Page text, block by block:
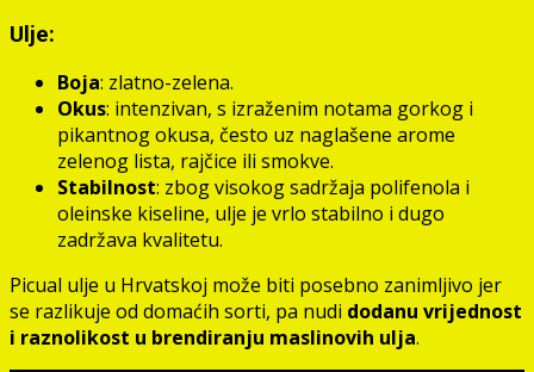
Ulje:
Boja: zlatno-zelena.
Okus: intenzivan, s izraženim notama gorkog i
pikantnog okusa, često uz naglašene arome
zelenog lista, rajčice ili smokve.
Stabilnost: zbog visokog sadržaja polifenola i
oleinske kiseline, ulje je vrlo stabilno i dugo
zadržava kvalitetu.
Picual ulje u Hrvatskoj može biti posebno zanimljivo jer
se razlikuje od domaćih sorti, pa nudi dodanu vrijednost
i raznolikost u brendiranju maslinovih ulja.